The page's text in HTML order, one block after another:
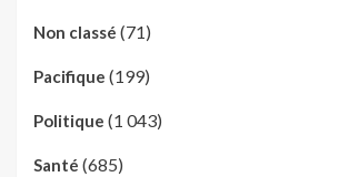
Non classé (71)
Pacifique (199)
Politique (1 043)
Santé (685)